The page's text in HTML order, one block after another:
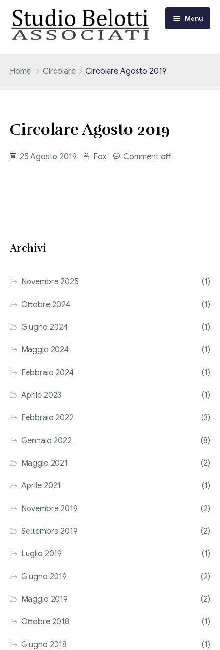
Menu
Adempimenti Dichiarativi e Fiscali
Revisione legale
Circolari
Home Circolare Circolare Agosto 2019
Circolare Agosto 2019
25 Agosto 2019 Fox Comment off
Archivi
Novembre 2025 (1)
Ottobre 2024 (1)
Giugno 2024 (1)
Maggio 2024 (1)
Febbraio 2024 (1)
Aprile 2023 (1)
Febbraio 2022 (3)
Gennaio 2022 (8)
Maggio 2021 (2)
Aprile 2021 (1)
Novembre 2019 (2)
Settembre 2019 (2)
Luglio 2019 (1)
Giugno 2019 (2)
Maggio 2019 (2)
Ottobre 2018 (1)
Giugno 2018 (1)